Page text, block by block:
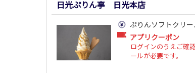
日光ぷりん亭 日光本店
ぷりんソフトクリ
アプリクーポン
ログインのうえご確
ールが必要です。